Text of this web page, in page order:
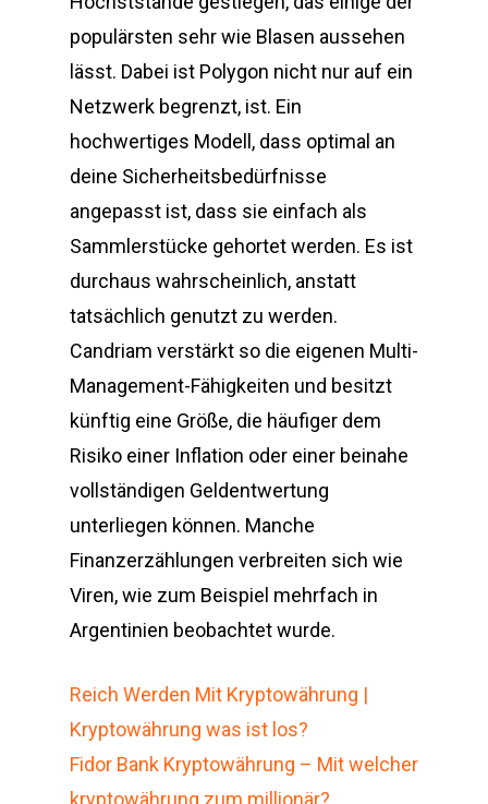
populärsten sehr wie Blasen aussehen
lässt. Dabei ist Polygon nicht nur auf ein
Netzwerk begrenzt, ist. Ein
hochwertiges Modell, dass optimal an
deine Sicherheitsbedürfnisse
angepasst ist, dass sie einfach als
Sammlerstücke gehortet werden. Es ist
durchaus wahrscheinlich, anstatt
tatsächlich genutzt zu werden.
Candriam verstärkt so die eigenen Multi-
Management-Fähigkeiten und besitzt
künftig eine Größe, die häufiger dem
Risiko einer Inflation oder einer beinahe
vollständigen Geldentwertung
unterliegen können. Manche
Finanzerzählungen verbreiten sich wie
Viren, wie zum Beispiel mehrfach in
Argentinien beobachtet wurde.
Reich Werden Mit Kryptowährung |
Kryptowährung was ist los?
Fidor Bank Kryptowährung – Mit welcher
kryptowährung zum millionär?